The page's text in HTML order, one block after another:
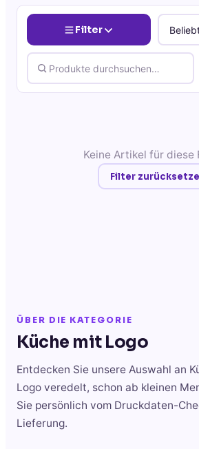
Filter
Keine Artikel für diese
Filter
ÜBER DIE KATEGORIE
Küche mit Logo
Entdecken Sie unsere Auswahl an
Logo veredelt, schon ab kleinen
Sie persönlich vom Druckdaten-
Lieferung.